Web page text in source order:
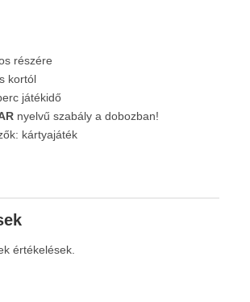
részére
kortól
játékidő
nyelvű szabály a dobozban!
kártyajáték
értékelések.